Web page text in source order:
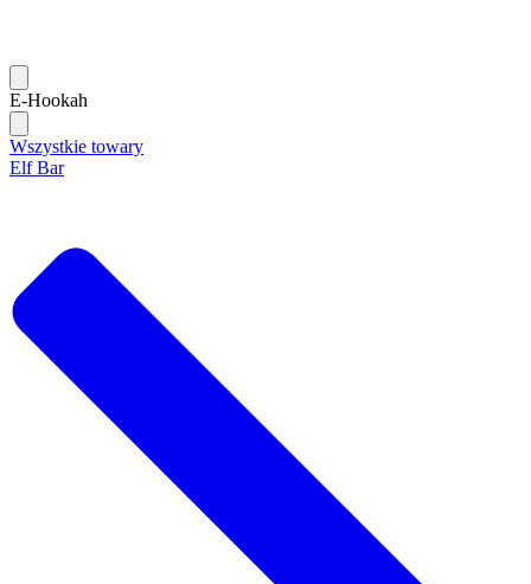
E-Hookah
Wszystkie towary
Elf Bar